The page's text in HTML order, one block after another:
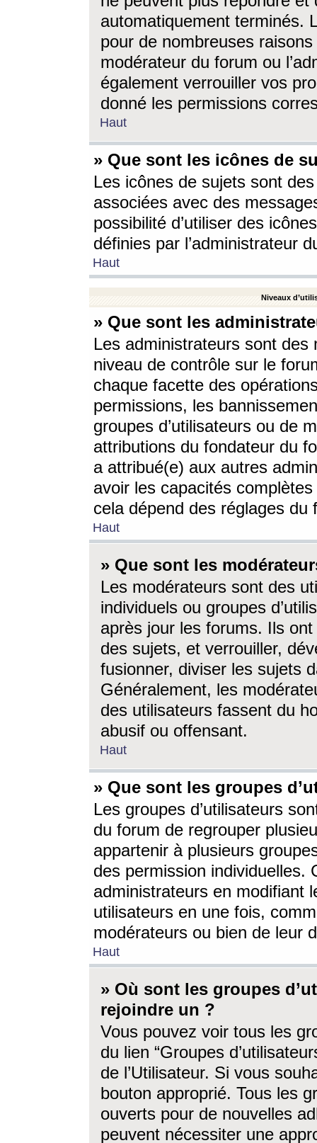
automatiquement terminés.
pour de nombreuses
modérateur du forum ou
également verrouiller vos
donné les permissions
Haut
» Que sont les icônes de
Les icônes de sujets sont
associées avec des
possibilité d’utiliser des
définies par l’administrateur
Haut
Niveaux
» Que sont les
Les administrateurs sont
niveau de contrôle sur le
chaque facette des
permissions, les
groupes d’utilisateurs ou de
attributions du fondateur du
a attribué(e) aux autres
avoir les capacités
cela dépend des réglages du
Haut
» Que sont les
Les modérateurs sont des
individuels ou groupes
après jour les forums. Ils ont
des sujets, et verrouiller,
fusionner, diviser les sujets
Généralement, les
des utilisateurs fassent du
abusif ou offensant.
Haut
» Que sont les groupes
Les groupes d’utilisateurs
du forum de regrouper
appartenir à plusieurs
des permission individuelles.
administrateurs en modifiant
utilisateurs en une fois,
modérateurs ou bien de leur
Haut
» Où sont les groupes
rejoindre un ?
Vous pouvez voir tous les
du lien “Groupes
de l’Utilisateur. Si vous
bouton approprié. Tous les
ouverts pour de nouvelles
peuvent nécessiter une